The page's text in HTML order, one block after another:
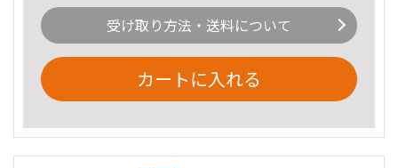
受け取り方法・送料について
カートに入れる